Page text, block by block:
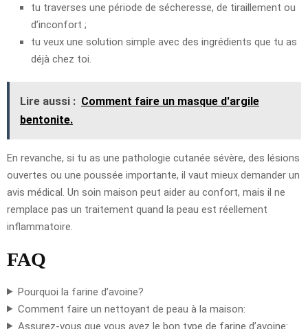
tu traverses une période de sécheresse, de tiraillement ou
d’inconfort ;
tu veux une solution simple avec des ingrédients que tu as
déjà chez toi.
Lire aussi : Comment faire un masque d'argile
bentonite.
En revanche, si tu as une pathologie cutanée sévère, des lésions
ouvertes ou une poussée importante, il vaut mieux demander un
avis médical. Un soin maison peut aider au confort, mais il ne
remplace pas un traitement quand la peau est réellement
inflammatoire.
FAQ
Pourquoi la farine d’avoine?
Comment faire un nettoyant de peau à la maison:
Assurez-vous que vous avez le bon type de farine d’avoine: